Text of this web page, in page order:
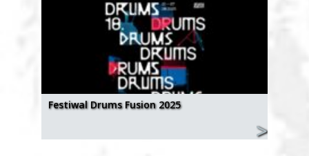
Festiwal Drums Fusion 2025